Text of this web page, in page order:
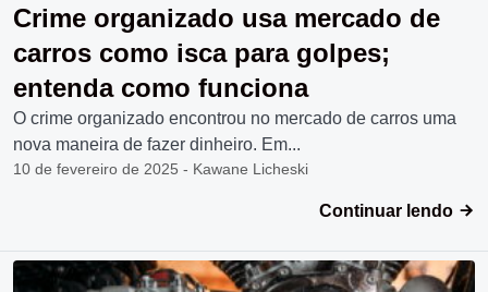
Crime organizado usa mercado de
carros como isca para golpes;
entenda como funciona
O crime organizado encontrou no mercado de carros uma
nova maneira de fazer dinheiro. Em...
10 de fevereiro de 2025 - Kawane Licheski
Continuar lendo